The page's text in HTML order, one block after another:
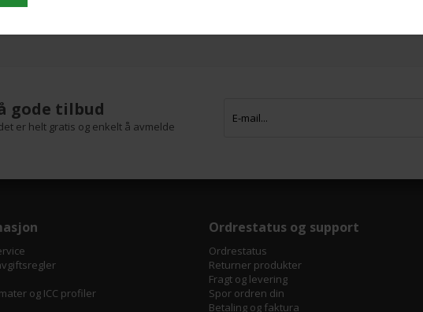
gode tilbud
er helt gratis og enkelt å avmelde
og ICC profiler
Ordrestatus og support
Ordrestatus
Returner produkter
Fragt og levering
Spor ordren din
Betaling og faktura